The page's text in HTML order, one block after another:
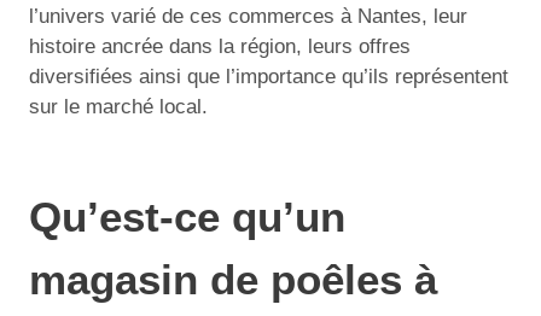
l’univers varié de ces commerces à Nantes, leur
histoire ancrée dans la région, leurs offres
diversifiées ainsi que l’importance qu’ils représentent
sur le marché local.
Qu’est-ce qu’un
magasin de poêles à